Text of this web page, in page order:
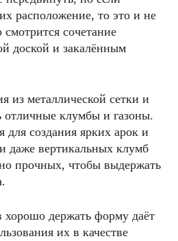
расположение, то это и не
сочетание
доской и закалённым
из металлической сетки и
отличные клумбы и газоны.
для создания ярких арок и
даже вертикальных клумб
прочных, чтобы выдержать
хорошо держать форму даёт
их в качестве